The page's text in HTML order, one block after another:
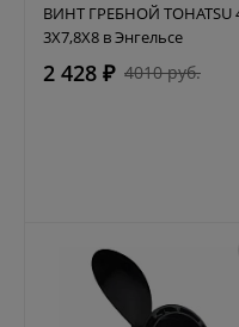
ВИНТ ГРЕБНОЙ TOHATSU
3X7,8X8 в Энгельсе
2 428 ₽ 4010 руб.